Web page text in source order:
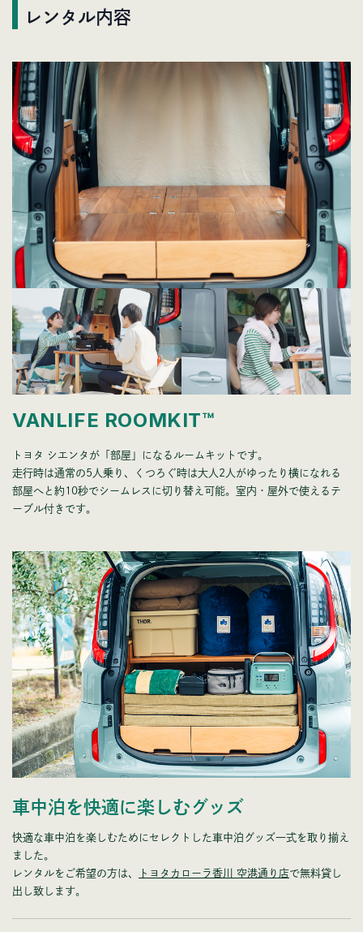
レンタル内容
VANLIFE ROOMKIT™
トヨタ シエンタが「部屋」になるルームキットです。
走行時は通常の5人乗り、くつろぐ時は大人2人がゆったり横になれる
部屋へと約10秒でシームレスに切り替え可能。室内・屋外で使えるテ
ーブル付きです。
車中泊を快適に楽しむグッズ
快適な車中泊を楽しむためにセレクトした車中泊グッズ一式を取り揃え
ました。
レンタルをご希望の方は、
トヨタカローラ香川 空港通り店で無料貸し
出し致します。